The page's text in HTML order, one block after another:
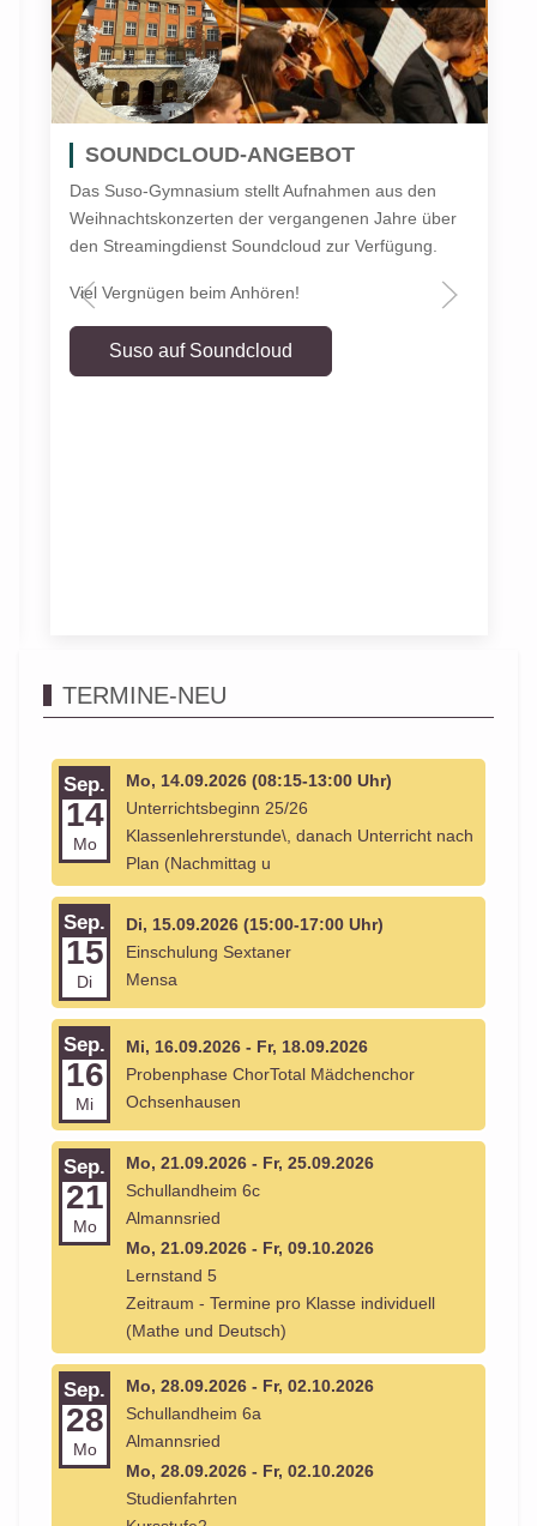
SOUNDCLOUD-ANGEBOT
Das Suso-Gymnasium stellt Aufnahmen aus den
Weihnachtskonzerten der vergangenen Jahre über
den Streamingdienst Soundcloud zur Verfügung.
Viel Vergnügen beim Anhören!
Suso auf Soundcloud
TERMINE-NEU
Sep.
14
Mo
Mo, 14.09.2026 (08:15-13:00 Uhr)
Unterrichtsbeginn 25/26
Klassenlehrerstunde\, danach Unterricht nach
Plan (Nachmittag u
Sep.
15
Di
Di, 15.09.2026 (15:00-17:00 Uhr)
Einschulung Sextaner
Mensa
Sep.
16
Mi
Mi, 16.09.2026 - Fr, 18.09.2026
Probenphase ChorTotal Mädchenchor
Ochsenhausen
Sep.
21
Mo
Mo, 21.09.2026 - Fr, 25.09.2026
Schullandheim 6c
Almannsried
Mo, 21.09.2026 - Fr, 09.10.2026
Lernstand 5
Zeitraum - Termine pro Klasse individuell
(Mathe und Deutsch)
Sep.
28
Mo
Mo, 28.09.2026 - Fr, 02.10.2026
Schullandheim 6a
Almannsried
Mo, 28.09.2026 - Fr, 02.10.2026
Studienfahrten